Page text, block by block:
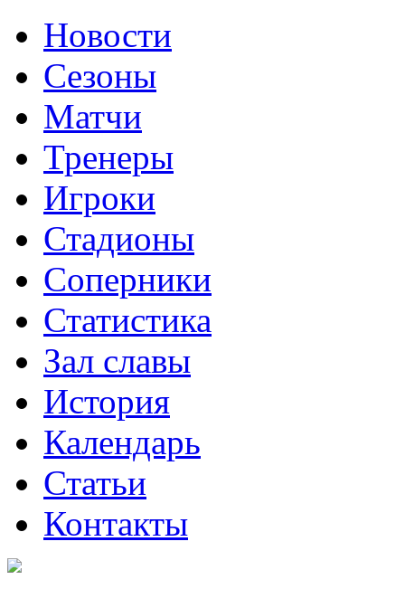
Новости
Сезоны
Матчи
Тренеры
Игроки
Стадионы
Соперники
Статистика
Зал славы
История
Календарь
Статьи
Контакты